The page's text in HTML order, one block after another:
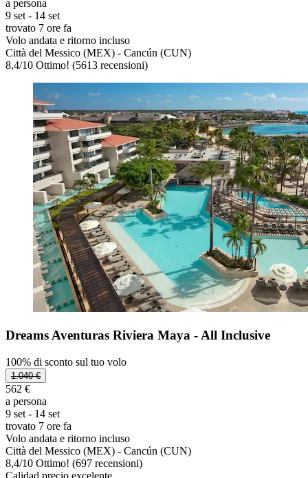
a persona
9 set - 14 set
trovato 7 ore fa
Volo andata e ritorno incluso
Città del Messico (MEX) - Cancún (CUN)
8,4/10 Ottimo! (5613 recensioni)
Dreams Aventuras Riviera Maya - All Inclusive
100% di sconto sul tuo volo
1.040 €
562 €
a persona
9 set - 14 set
trovato 7 ore fa
Volo andata e ritorno incluso
Città del Messico (MEX) - Cancún (CUN)
8,4/10 Ottimo! (697 recensioni)
Calidad precio excelente